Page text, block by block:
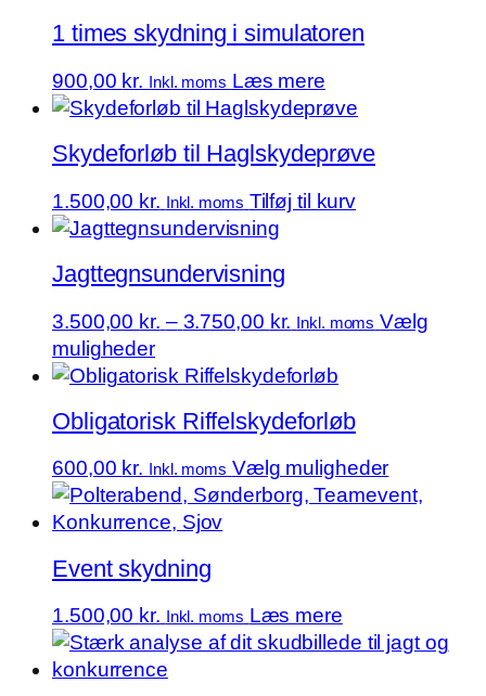
1 times skydning i simulatoren
900,00 kr. Inkl. moms Læs mere
Skydeforløb til Haglskydeprøve
1.500,00 kr. Inkl. moms Tilføj til kurv
Jagttegnsundervisning
3.500,00 kr. – 3.750,00 kr. Prisinterval:
til
Inkl. moms Vælg
mulighederDette
vare
flere
varianter.
Mulighederne
kan
vælges
på
Obligatorisk Riffelskydeforløb
600,00 kr. Inkl. moms Vælg mulighederDette
vare
kan
vælges
Event skydning
1.500,00 kr. Inkl. moms Læs mere